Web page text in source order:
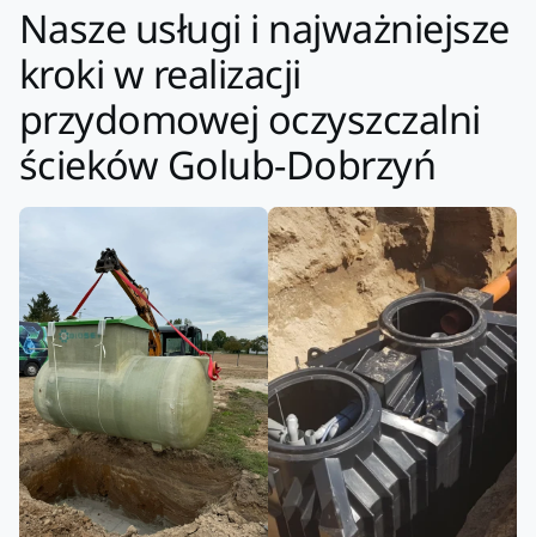
Nasze usługi i najważniejsze
kroki w realizacji
przydomowej oczyszczalni
ścieków Golub-Dobrzyń